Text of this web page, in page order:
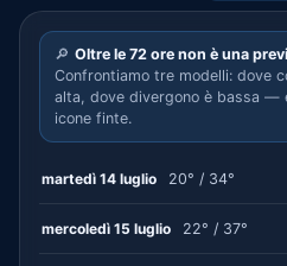
🔎 Oltre le 72 ore non è una
Confrontiamo tre modelli: dove
alta, dove divergono è bassa —
icone finte.
martedì 14 luglio 20° / 34°
mercoledì 15 luglio 22° / 37°